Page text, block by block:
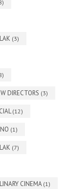
(3)
DIRECTORS (3)
(12)
(1)
(7)
CINEMA (1)